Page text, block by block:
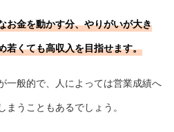
お金を動かす分、やりがいが大き
若くても高収入を目指せます。
一般的で、人によっては営業成績へ
うこともあるでしょう。